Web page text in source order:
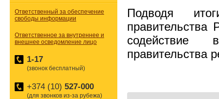
Ответственный за обеспечение
свободы информации
Ответственное за внутреннее и
внешнее осведомление лицо
1-17
(звонок бесплатный)
+374 (10) 527-000
(для звонков из-за рубежа)
Подводя
правительства
содействие
правительства